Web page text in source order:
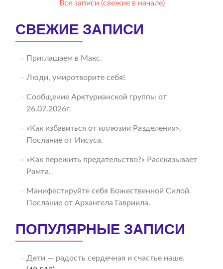
Все записи (свежие в начале)
СВЕЖИЕ ЗАПИСИ
Приглашаем в Макс.
Люди, умиротворите себя!
Сообщение Арктурианской группы от
26.07.2026г.
«Как избавиться от иллюзии Разделения».
Послание от Иисуса.
«Как пережить предательство?» Рассказывает
Рамта.
Манифестируйте себя Божественной Силой.
Послание от Архангела Гавриила.
ПОПУЛЯРНЫЕ ЗАПИСИ
Дети — радость сердечная и счастье наше.